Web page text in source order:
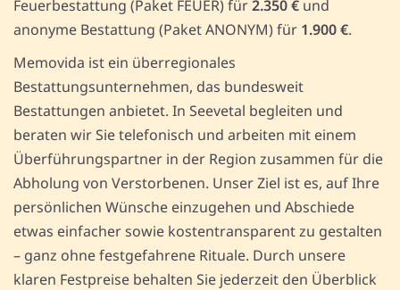
Feuerbestattung (Paket FEUER) für2.350 € und
anonyme Bestattung (Paket ANONYM) für 1.900 €.
Memovida ist ein überregionales
Bestattungsunternehmen, das bundesweit
Bestattungen anbietet. In Seevetal begleiten und
beraten wir Sie telefonisch und arbeiten mit einem
Überführungspartner in der Region zusammen für die
Abholung von Verstorbenen. Unser Ziel ist es, auf Ihre
persönlichen Wünsche einzugehen und Abschiede
etwas einfacher sowie kostentransparent zu gestalten
– ganz ohne festgefahrene Rituale. Durch unsere
klaren Festpreise behalten Sie jederzeit den Überblick